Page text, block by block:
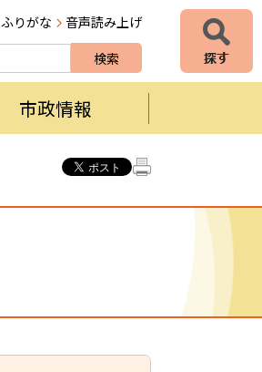
ふりがな 音声読み上げ
市政情報